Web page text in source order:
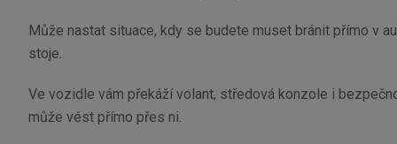
Může nastat situace, kdy se budete muset bránit přímo v
stoje.
Ve vozidle vám překáží volant, středová konzole i
může vést přímo přes ni.